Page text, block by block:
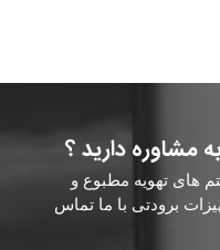
مشاوره دارید ؟
های تهویه مطبوع و
برودتی با ما تماس